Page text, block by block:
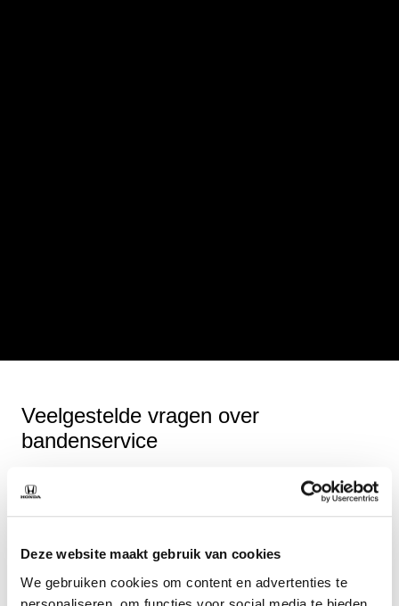
Deze website maakt gebruik van cookies
We gebruiken cookies om content en advertenties te
Veelgestelde vragen over
bandenservice
Uiteraard wisselen we graag uw zomer- of winterbanden.
Bijvoorbeeld wanneer uw banden toe zijn aan vervanging. Wij